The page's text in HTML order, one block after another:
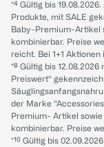
*⁴ Gültig bis
Produkte, mit SALE
Baby-Premium-Artikel
kombinierbar. Preise
reicht. Bei 1+1
*⁸ Gültig bis
Preiswert“
der Marke
Premium- Artikel
kombinierbar. Preise
*¹⁰ Gültig bis